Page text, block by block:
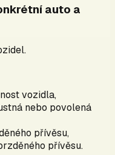
auto a
vozidla,
nebo povolená
přívěsu,
přívěsu.